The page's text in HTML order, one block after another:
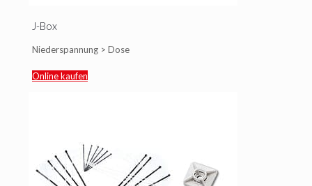
J-Box
Niederspannung > Dose
Online kaufen